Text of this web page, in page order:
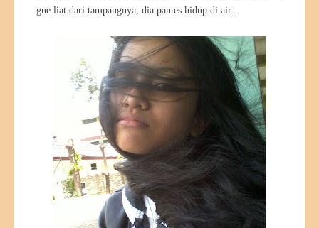
gue liat dari tampangnya, dia pantes hidup di air..